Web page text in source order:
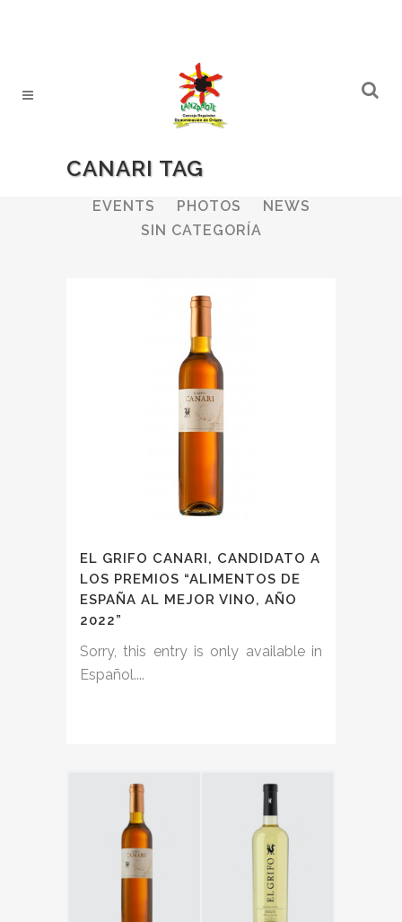
CANARI TAG
ALL WINERIES
EVENTS
PHOTOS
NEWS
SIN CATEGORÍA
EL GRIFO CANARI, CANDIDATO A
LOS PREMIOS “ALIMENTOS DE
ESPAÑA AL MEJOR VINO, AÑO
2022”
Sorry, this entry is only available in
Español....